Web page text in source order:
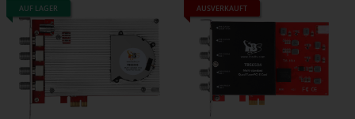
AUF LAGER AUSVERKAUFT